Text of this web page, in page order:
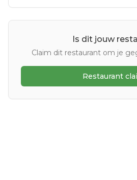
Is dit jouw
Claim dit restaurant om je
Restaurant